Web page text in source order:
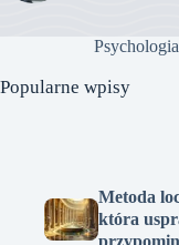
Popularne wpisy
Metoda
która